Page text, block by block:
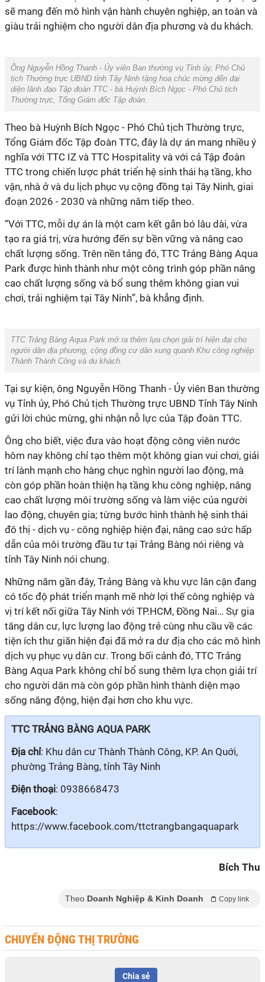
sẽ mang đến mô hình vận hành chuyên nghiệp, an toàn và
giàu trải nghiệm cho người dân địa phương và du khách.
Ông Nguyễn Hồng Thanh - Ủy viên Ban thường vụ Tỉnh ủy, Phó Chủ
tịch Thường trực UBND tỉnh Tây Ninh tặng hoa chúc mừng đến đại
diện lãnh đạo Tập đoàn TTC - bà Huỳnh Bích Ngọc - Phó Chủ tịch
Thường trực, Tổng Giám đốc Tập đoàn.
Theo bà Huỳnh Bích Ngọc - Phó Chủ tịch Thường trực,
Tổng Giám đốc Tập đoàn TTC, đây là dự án mang nhiều ý
nghĩa với TTC IZ và TTC Hospitality và với cả Tập đoàn
TTC trong chiến lược phát triển hệ sinh thái hạ tầng, kho
vận, nhà ở và du lịch phục vụ cộng đồng tại Tây Ninh, giai
đoạn 2026 - 2030 và những năm tiếp theo.
“Với TTC, mỗi dự án là một cam kết gắn bó lâu dài, vừa
tạo ra giá trị, vừa hướng đến sự bền vững và nâng cao
chất lượng sống. Trên nền tảng đó, TTC Trảng Bàng Aqua
Park được hình thành như một công trình góp phần nâng
cao chất lượng sống và bổ sung thêm không gian vui
chơi, trải nghiệm tại Tây Ninh”, bà khẳng định.
TTC Trảng Bàng Aqua Park mở ra thêm lựa chọn giải trí hiện đại cho
người dân địa phương, cộng đồng cư dân xung quanh Khu công nghiệp
Thành Thành Công và du khách.
Tại sự kiện, ông Nguyễn Hồng Thanh - Ủy viên Ban thường
vụ Tỉnh ủy, Phó Chủ tịch Thường trực UBND Tỉnh Tây Ninh
gửi lời chúc mừng, ghi nhận nỗ lực của Tập đoàn TTC.
Ông cho biết, việc đưa vào hoạt động công viên nước
hôm nay không chỉ tạo thêm một không gian vui chơi, giải
trí lành mạnh cho hàng chục nghìn người lao động, mà
còn góp phần hoàn thiện hạ tầng khu công nghiệp, nâng
cao chất lượng môi trường sống và làm việc của người
lao động, chuyên gia; từng bước hình thành hệ sinh thái
đô thị - dịch vụ - công nghiệp hiện đại, nâng cao sức hấp
dẫn của môi trường đầu tư tại Trảng Bàng nói riêng và
tỉnh Tây Ninh nói chung.
Những năm gần đây, Trảng Bàng và khu vực lân cận đang
có tốc độ phát triển mạnh mẽ nhờ lợi thế công nghiệp và
vị trí kết nối giữa Tây Ninh với TP.HCM, Đồng Nai… Sự gia
tăng dân cư, lực lượng lao động trẻ cùng nhu cầu về các
tiện ích thư giãn hiện đại đã mở ra dư địa cho các mô hình
dịch vụ phục vụ dân cư. Trong bối cảnh đó, TTC Trảng
Bàng Aqua Park không chỉ bổ sung thêm lựa chọn giải trí
cho người dân mà còn góp phần hình thành diện mạo
sống năng động, hiện đại hơn cho khu vực.
TTC TRẢNG BÀNG AQUA PARK
Địa chỉ: Khu dân cư Thành Thành Công, KP. An Quới,
phường Trảng Bàng, tỉnh Tây Ninh
Điện thoại: 0938668473
Facebook:
https://www.facebook.com/ttctrangbangaquapark
Bích Thu
Theo Doanh Nghiệp & Kinh Doanh Copy link
CHUYỂN ĐỘNG THỊ TRƯỜNG
Chia sẻ